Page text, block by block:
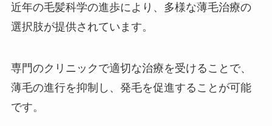
近年の毛髪科学の進歩により、多様な薄毛治療の
選択肢が提供されています。
専門のクリニックで適切な治療を受けることで、
薄毛の進行を抑制し、発毛を促進することが可能
です。